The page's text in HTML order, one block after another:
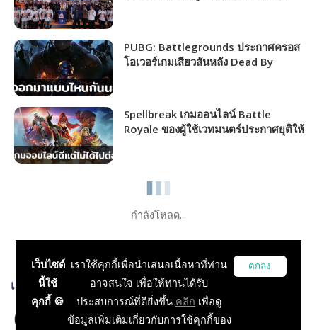
PUBG: Battlegrounds ประกาศครอส
โอเวอร์เกมเสียวสันหลัง Dead By
Spellbreak เกมออนไลน์ Battle
Royale ของผู้ใช้เวทมนตร์ประกาศยุติให้
กำลังโหลด...
เกมส์ที่เกี่ยวข้อง
PlayerUnknown's Battlegrounds
เว็บไซต์
นี้ใช้
คุกกี้ 🍪
เราใช้คุกกี้เพื่อนำเสนอเนื้อหาที่ท่าน
อาจสนใจ เพื่อให้ท่านได้รับ
ประสบการณ์ที่ดียิ่งขึ้น คลิก เพื่อดู
ข้อมูลเพิ่มเติมเกี่ยวกับการใช้คุกกี้ของ
ตกลง